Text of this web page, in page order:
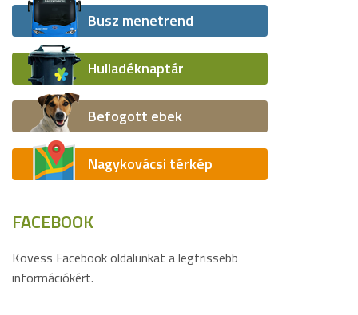
Busz menetrend
Hulladéknaptár
Befogott ebek
Nagykovácsi térkép
FACEBOOK
Kövess Facebook oldalunkat a legfrissebb
információkért.